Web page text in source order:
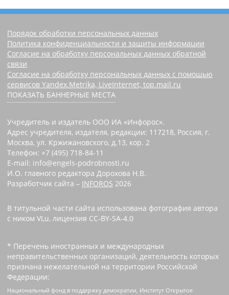
Порядок обработки персональных данных
Политика конфиденциальности и защиты информации
Согласие на обработку персональных данных обратной
связи
Согласие на обработку персональных данных с помощью
сервисов Yandex.Metrika, LiveInternet, top.mail.ru
ПОКАЗАТЬ БАННЕРНЫЕ МЕСТА
Учредитель и издатель ООО ИА «Инфорос».
Адрес учредителя, издателя, редакции: 117218, Россия, г.
Москва, ул. Кржижановского, д.13, кор. 2
Телефон: +7 (495) 718-84-11
E-mail: info@engels-podrobnosti.ru
И.О. главного редактора Дорохова Н.В.
Разработчик сайта – INFOROS 2026
В титульной части сайта использована фотография автора
с ником VLu, лицензия CC-BY-SA-4.0
* Перечень иностранных и международных
неправительственных организаций, деятельность которых
признана нежелательной на территории Российской
Федерации:
Национальный фонд в поддержку демократии, Институт Открытое